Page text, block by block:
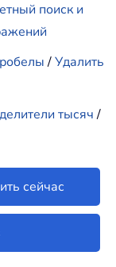
поиск и
/Удалить
тысяч/
сейчас